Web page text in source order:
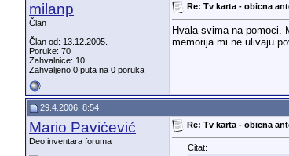
milanp
Član
Član od: 13.12.2005.
Poruke: 70
Zahvalnice: 10
Zahvaljeno 0 puta na 0 poruka
Re: Tv karta - obicna
Hvala svima na pomoci.
memorija mi ne ulivaju
29.4.2006, 8:54
Mario Pavićević
Deo inventara foruma
Re: Tv karta - obicna
Citat: